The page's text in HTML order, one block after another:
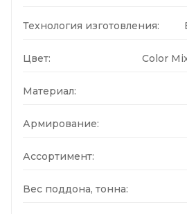
Технология изготовления:
Цвет: Color
Материал:
Армирование:
Ассортимент:
Вес поддона, тонна: